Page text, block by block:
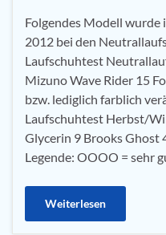
Folgendes Modell wurde
2012 bei den
Laufschuhtest
Mizuno Wave Rider 15
bzw. lediglich farblich
Laufschuhtest Herbst/
Glycerin 9 Brooks Ghost
Legende: OOOO = sehr
Weiterlesen